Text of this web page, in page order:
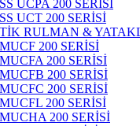
SS UCPA 200 SERİSİ
SS UCT 200 SERİSİ
RULMAN &
MUCF 200 SERİSİ
MUCFA 200 SERİSİ
MUCFB 200 SERİSİ
MUCFC 200 SERİSİ
MUCFL 200 SERİSİ
MUCHA 200 SERİSİ